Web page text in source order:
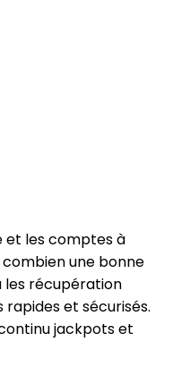
et les comptes à
une bonne
les récupération
et sécurisés.
jackpots et